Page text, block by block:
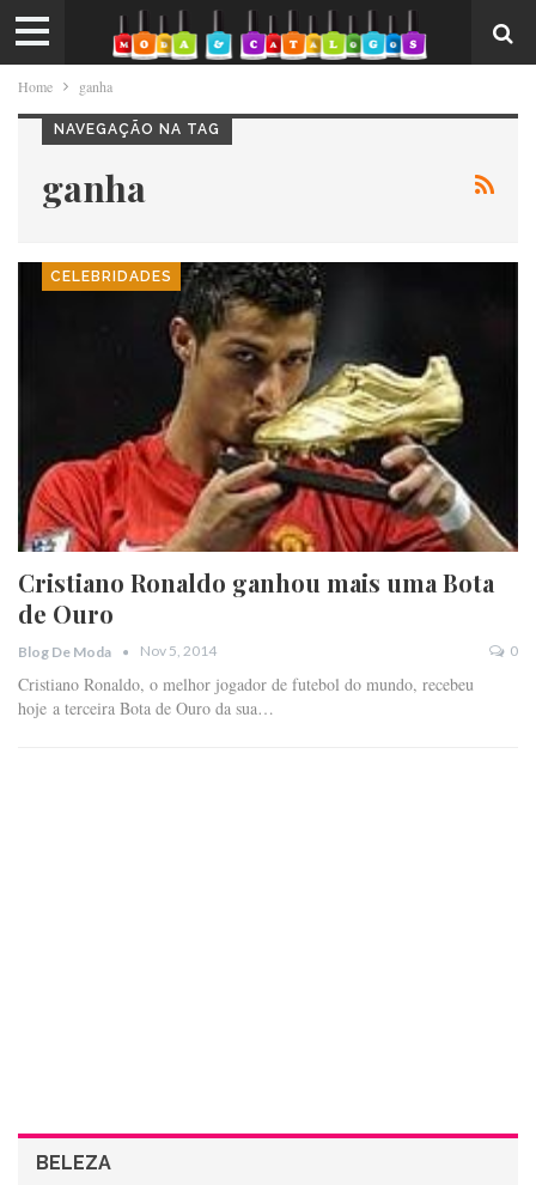
Home ganha
NAVEGAÇÃO NA TAG
ganha
CELEBRIDADES
Cristiano Ronaldo ganhou mais uma Bota
de Ouro
Blog De Moda Nov 5, 2014 0
Cristiano Ronaldo, o melhor jogador de futebol do mundo, recebeu
hoje a terceira Bota de Ouro da sua…
BELEZA